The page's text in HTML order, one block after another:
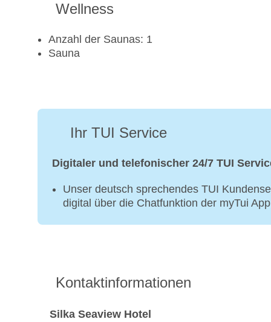
Wellness
Anzahl der Saunas: 1
Sauna
Ihr TUI Service
Digitaler und telefonischer 24/7 TUI
Unser deutsch sprechendes TUI
digital über die Chatfunktion der myTui
Kontaktinformationen
Silka Seaview Hotel